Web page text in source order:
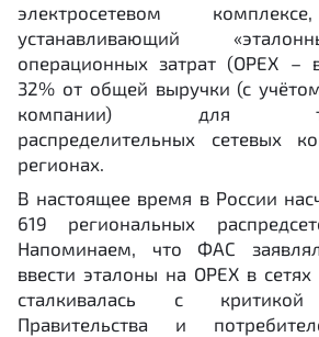
электросетевом
устанавливающий
операционных затрат (OPEX –
32% от общей выручки (с
компании) для
распределительных сетевых
регионах.
В настоящее время в России
619 региональных
Напоминаем, что ФАС
ввести эталоны на OPEX в
сталкивалась с
Правительства и